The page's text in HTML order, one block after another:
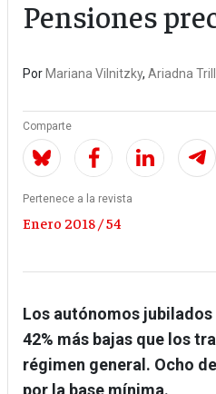
Pensiones
Por Mariana Vilnitzky, Ariadna
Comparte
Pertenece a la revista
Enero 2018 / 54
Los autónomos
42% más bajas que los
régimen general. Ocho
por la base mínima.